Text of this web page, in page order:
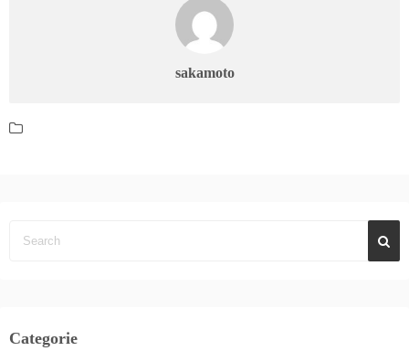
sakamoto
Categorie